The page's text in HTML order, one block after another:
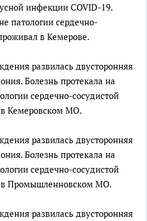
инфекции COVID-19.
патологии сердечно-
в Кемерове.
развилась двусторонняя
Болезнь протекала на
сердечно-сосудистой
Кемеровском МО.
развилась двусторонняя
Болезнь протекала на
сердечно-сосудистой
Промышленновском МО.
развилась двусторонняя